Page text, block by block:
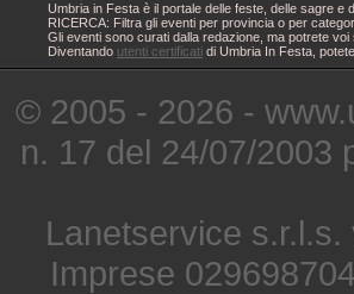
Umbria in Festa è il portale delle feste, delle sagre
RICERCA: Filtra gli eventi per provincia o per
Gli eventi sono curati dalla redazione, ma potrete
Diventando utenti certificati di Umbria In Festa,
© 2005 - 2026 -
n. 17 del 24/07/2003
Lanetservice
Imprese